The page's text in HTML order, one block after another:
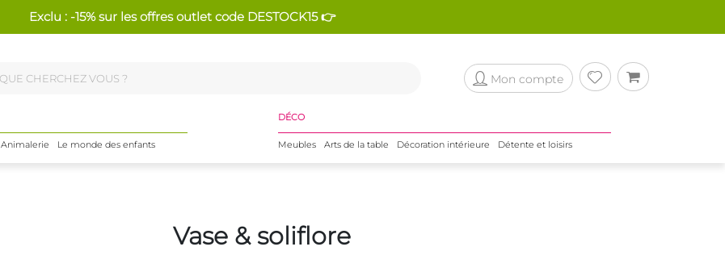
Exclu : -15% sur les offres outlet code DESTOCK15 👉
Mon compte
Animalerie Le monde des enfants
DÉCO
Meubles Arts de la table Décoration intérieure Détente et loisirs
Vase & soliflore